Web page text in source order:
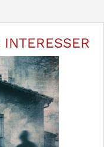
INTERESSER